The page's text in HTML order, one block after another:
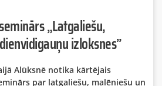
„Latgaliešu,
izloksnes”
Alūksnē notika kārtējais
par latgaliešu, malēniešu un